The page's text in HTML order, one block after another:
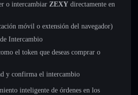
o intercambiar ZEXY directamente en
móvil o extensión del navegador)
Intercambio
el token que deseas comprar o
y confirma el intercambio
inteligente de órdenes en los